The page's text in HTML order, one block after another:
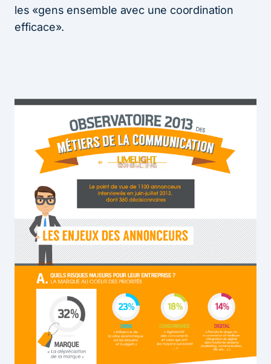
les «gens ensemble avec une coordination
efficace».